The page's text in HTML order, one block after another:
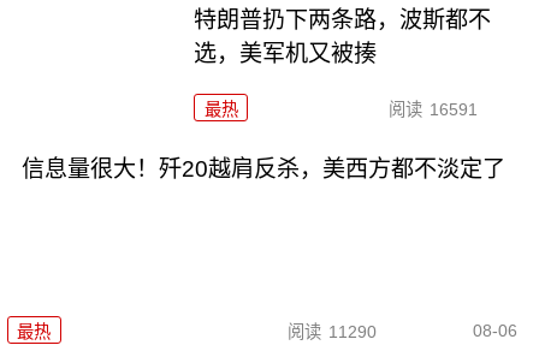
特朗普扔下两条路，波斯都不
选，美军机又被揍
最热 阅读 16591
信息量很大！歼20越肩反杀，美西方都不淡定了
最热 阅读 11290 08-06